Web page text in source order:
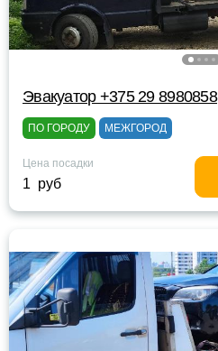
Эвакуатор +375 29 8980858
ПО ГОРОДУ МЕЖГОРОД
Цена посадки
1 руб